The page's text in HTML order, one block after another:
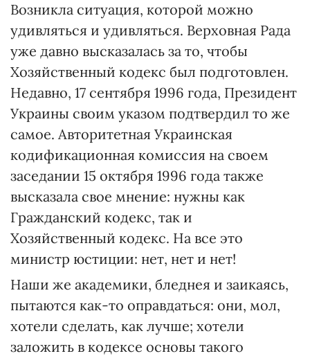
Возникла ситуация, которой можно
удивляться и удивляться. Верховная Рада
уже давно высказалась за то, чтобы
Хозяйственный кодекс был подготовлен.
Недавно, 17 сентября 1996 года, Президент
Украины своим указом подтвердил то же
самое. Авторитетная Украинская
кодификационная комиссия на своем
заседании 15 октября 1996 года также
высказала свое мнение: нужны как
Гражданский кодекс, так и
Хозяйственный кодекс. На все это
министр юстиции: нет, нет и нет!
Наши же академики, бледнея и заикаясь,
пытаются как-то оправдаться: они, мол,
хотели сделать, как лучше; хотели
заложить в кодексе основы такого